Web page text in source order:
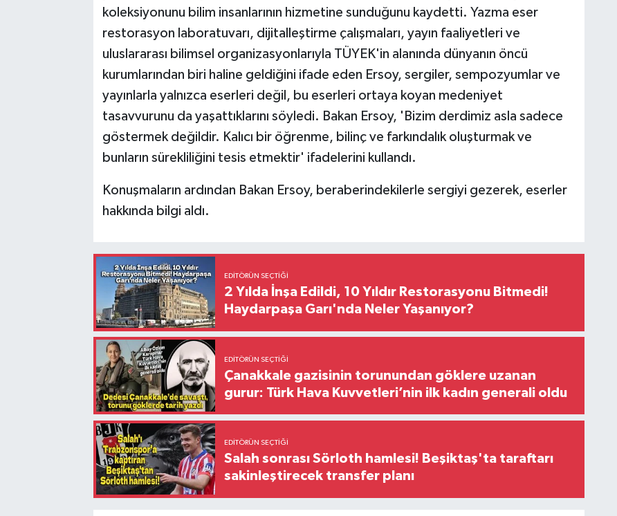
koleksiyonunu bilim insanlarının hizmetine sunduğunu kaydetti. Yazma eser
restorasyon laboratuvarı, dijitalleştirme çalışmaları, yayın faaliyetleri ve
uluslararası bilimsel organizasyonlarıyla TÜYEK'in alanında dünyanın öncü
kurumlarından biri haline geldiğini ifade eden Ersoy, sergiler, sempozyumlar ve
yayınlarla yalnızca eserleri değil, bu eserleri ortaya koyan medeniyet
tasavvurunu da yaşattıklarını söyledi. Bakan Ersoy, 'Bizim derdimiz asla sadece
göstermek değildir. Kalıcı bir öğrenme, bilinç ve farkındalık oluşturmak ve
bunların sürekliliğini tesis etmektir' ifadelerini kullandı.
Konuşmaların ardından Bakan Ersoy, beraberindekilerle sergiyi gezerek, eserler
hakkında bilgi aldı.
EDITÖRÜN SEÇTIĞI
2 Yılda İnşa Edildi, 10 Yıldır Restorasyonu Bitmedi!
Haydarpaşa Garı'nda Neler Yaşanıyor?
EDITÖRÜN SEÇTIĞI
Çanakkale gazisinin torunundan göklere uzanan
gurur: Türk Hava Kuvvetleri’nin ilk kadın generali oldu
EDITÖRÜN SEÇTIĞI
Salah sonrası Sörloth hamlesi! Beşiktaş'ta taraftarı
sakinleştirecek transfer planı